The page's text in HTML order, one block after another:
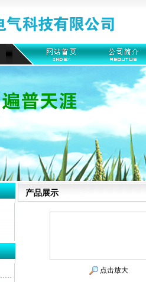
产品展示
点击放大